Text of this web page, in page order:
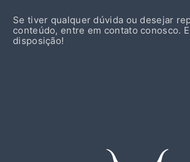
Se tiver qualquer dúvida ou desejar
conteúdo, entre em contato conosco.
disposição!